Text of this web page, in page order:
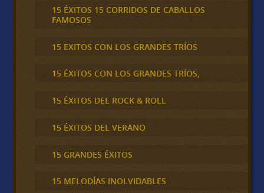
15 ÉXITOS 15 CORRIDOS DE CABALLOS
FAMOSOS
15 EXITOS CON LOS GRANDES TRÍOS
15 ÉXITOS CON LOS GRANDES TRÍOS,
15 ÉXITOS DEL ROCK & ROLL
15 ÉXITOS DEL VERANO
15 GRANDES ÉXITOS
15 MELODÍAS INOLVIDABLES